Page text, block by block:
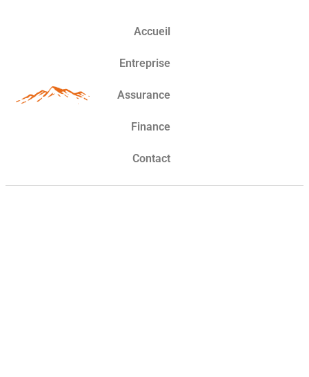
Accueil
Entreprise
Assurance
Finance
Contact